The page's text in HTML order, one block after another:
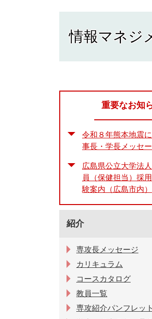
情報マネジ
重要なお知
令和８年熊本地震
事長・学長メッセー
広島県公立大学法
員（保健担当）採
験案内（広島市内）
紹介
専攻長メッセージ
カリキュラム
コースカタログ
教員一覧
専攻紹介パンフレット